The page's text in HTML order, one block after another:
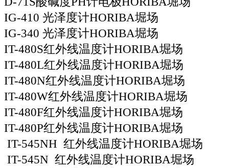
IG-410 光泽度计HORIBA堀场
IG-340 光泽度计HORIBA堀场
IT-480S红外线温度计HORIBA堀场
IT-480L红外线温度计HORIBA堀场
IT-480N红外线温度计HORIBA堀场
IT-480W红外线温度计HORIBA堀场
IT-480F红外线温度计HORIBA堀场
IT-480P红外线温度计HORIBA堀场
IT-545NH 红外线温度计HORIBA堀场
IT-545N 红外线温度计HORIBA堀场